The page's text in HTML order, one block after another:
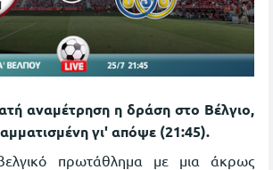
αναμέτρηση η δράση στο Βέλγιο,
γι' απόψε (21:45).
πρωτάθλημα με μια άκρως